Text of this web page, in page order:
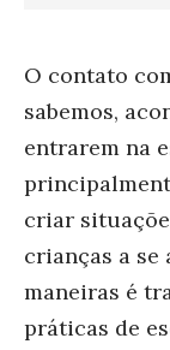
O contato
sabemos,
entrarem na
criar
crianças a se
maneiras é
práticas de